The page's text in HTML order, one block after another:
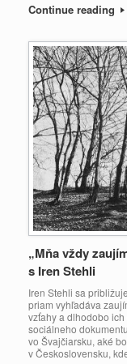
Continue reading
„Mňa vždy
s Iren Stehli
Iren Stehli sa
priam vyhľadáva
vzťahy a dlhodobo
sociálneho
vo Švajčiarsku, aké
v Československu,